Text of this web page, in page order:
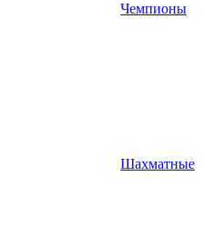
Чемпионы
Шахматные